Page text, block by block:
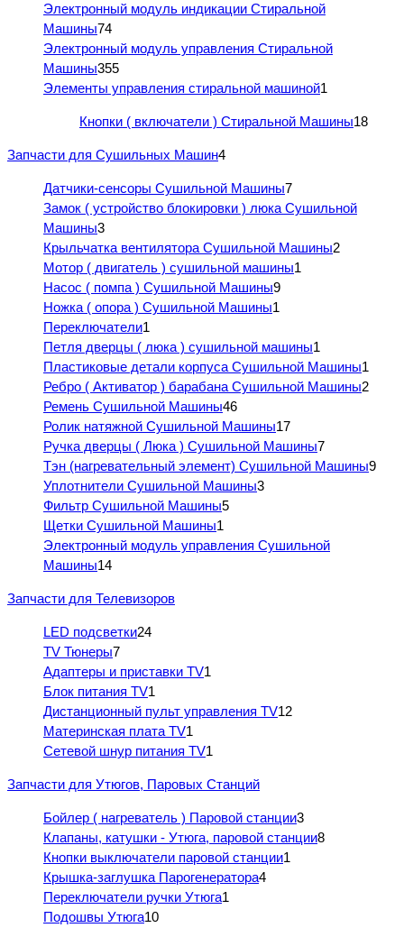
Электронный модуль индикации Стиральной
Машины74
Электронный модуль управления Стиральной
Машины355
Элементы управления стиральной машиной1
Кнопки ( включатели ) Стиральной Машины18
Запчасти для Сушильных Машин4
Датчики-сенсоры Сушильной Машины7
Замок ( устройство блокировки ) люка Сушильной
Машины3
Крыльчатка вентилятора Сушильной Машины2
Мотор ( двигатель ) сушильной машины1
Насос ( помпа ) Сушильной Машины9
Ножка ( опора ) Сушильной Машины1
Переключатели1
Петля дверцы ( люка ) сушильной машины1
Пластиковые детали корпуса Сушильной Машины1
Ребро ( Активатор ) барабана Сушильной Машины2
Ремень Сушильной Машины46
Ролик натяжной Сушильной Машины17
Ручка дверцы ( Люка ) Сушильной Машины7
Тэн (нагревательный элемент) Сушильной Машины9
Уплотнители Сушильной Машины3
Фильтр Сушильной Машины5
Щетки Сушильной Машины1
Электронный модуль управления Сушильной
Машины14
Запчасти для Телевизоров
LED подсветки24
TV Тюнеры7
Адаптеры и приставки TV1
Блок питания TV1
Дистанционный пульт управления TV12
Материнская плата TV1
Сетевой шнур питания TV1
Запчасти для Утюгов, Паровых Станций
Бойлер ( нагреватель ) Паровой станции3
Клапаны, катушки - Утюга, паровой станции8
Кнопки выключатели паровой станции1
Крышка-заглушка Парогенератора4
Переключатели ручки Утюга1
Подошвы Утюга10